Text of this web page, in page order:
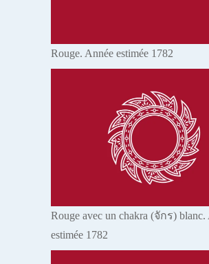
Rouge. Année estimée 1782
Rouge avec un chakra (จักร) blanc.
estimée 1782